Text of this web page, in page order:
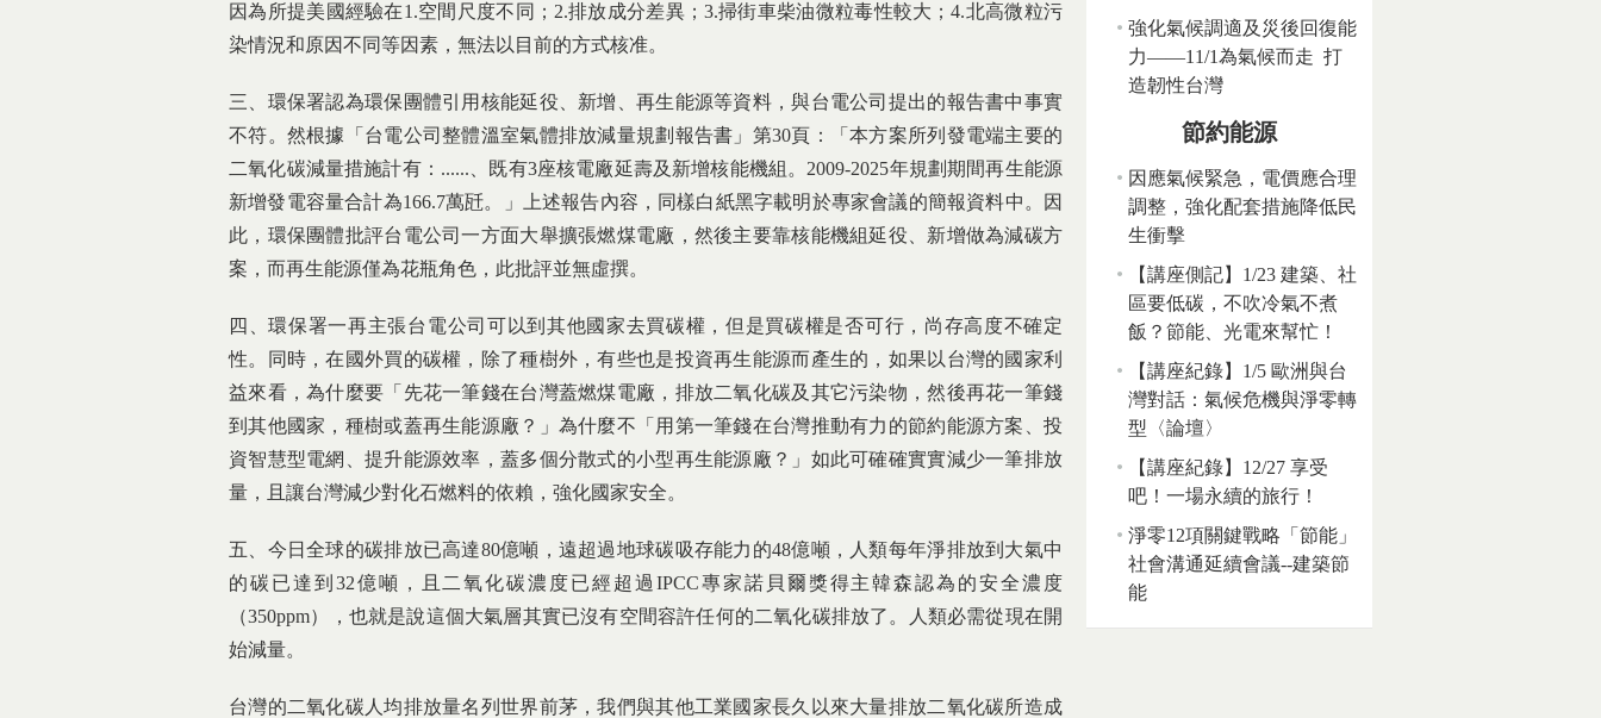
因為所提美國經驗在1.空間尺度不同；2.排放成分差異；3.掃街車柴油微粒毒性較大；4.北高微粒污
染情況和原因不同等因素，無法以目前的方式核准。
三、環保署認為環保團體引用核能延役、新增、再生能源等資料，與台電公司提出的報告書中事實
不符。然根據「台電公司整體溫室氣體排放減量規劃報告書」第30頁：「本方案所列發電端主要的
二氧化碳減量措施計有：......、既有3座核電廠延壽及新增核能機組。2009-2025年規劃期間再生能源
新增發電容量合計為166.7萬瓩。」上述報告內容，同樣白紙黑字載明於專家會議的簡報資料中。因
此，環保團體批評台電公司一方面大舉擴張燃煤電廠，然後主要靠核能機組延役、新增做為減碳方
案，而再生能源僅為花瓶角色，此批評並無虛撰。
四、環保署一再主張台電公司可以到其他國家去買碳權，但是買碳權是否可行，尚存高度不確定
性。同時，在國外買的碳權，除了種樹外，有些也是投資再生能源而產生的，如果以台灣的國家利
益來看，為什麼要「先花一筆錢在台灣蓋燃煤電廠，排放二氧化碳及其它污染物，然後再花一筆錢
到其他國家，種樹或蓋再生能源廠？」為什麼不「用第一筆錢在台灣推動有力的節約能源方案、投
資智慧型電網、提升能源效率，蓋多個分散式的小型再生能源廠？」如此可確確實實減少一筆排放
量，且讓台灣減少對化石燃料的依賴，強化國家安全。
五、今日全球的碳排放已高達80億噸，遠超過地球碳吸存能力的48億噸，人類每年淨排放到大氣中
的碳已達到32億噸，且二氧化碳濃度已經超過IPCC專家諾貝爾獎得主韓森認為的安全濃度
（350ppm），也就是說這個大氣層其實已沒有空間容許任何的二氧化碳排放了。人類必需從現在開
始減量。
台灣的二氧化碳人均排放量名列世界前茅，我們與其他工業國家長久以來大量排放二氧化碳所造成
強化氣候調適及災後回復能
力——11/1為氣候而走 打
造韌性台灣
節約能源
因應氣候緊急，電價應合理
調整，強化配套措施降低民
生衝擊
【講座側記】1/23 建築、社
區要低碳，不吹冷氣不煮
飯？節能、光電來幫忙！
【講座紀錄】1/5 歐洲與台
灣對話：氣候危機與淨零轉
型〈論壇〉
【講座紀錄】12/27 享受
吧！一場永續的旅行！
淨零12項關鍵戰略「節能」
社會溝通延續會議--建築節
能